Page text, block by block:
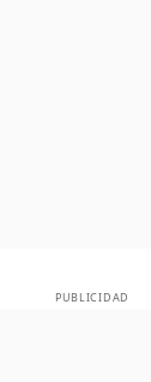
PUBLICIDAD